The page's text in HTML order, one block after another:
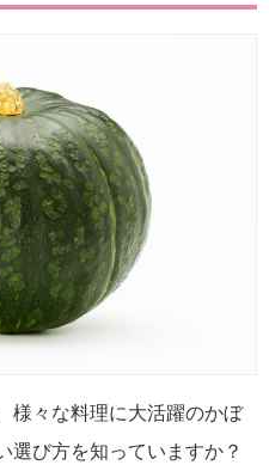
様々な料理に大活躍のかぼ
選び方を知っていますか？